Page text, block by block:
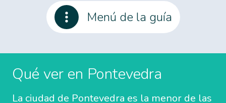
Menú de la guía
Qué ver en Pontevedra
La ciudad de Pontevedra es la menor de las